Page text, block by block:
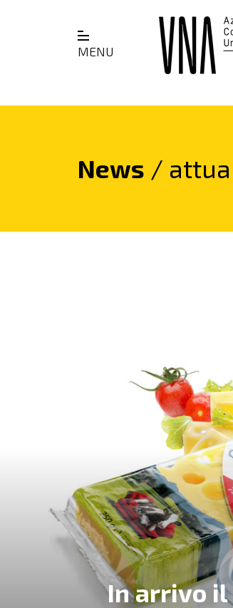
MENU
News /
In arrivo